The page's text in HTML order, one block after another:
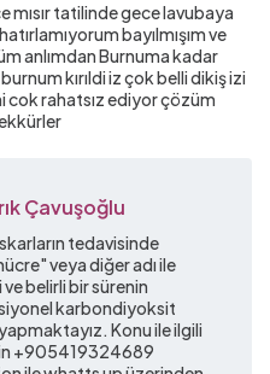
mısır tatilinde gece lavubaya
bayılmışım ve
anlımdan Burnuma kadar
kırıldi iz çok belli dikiş izi
cok rahatsız ediyor çözüm
Çavuşoğlu
tedavisinde
veya diğer adı ile
belirli bir sürenin
karbondiyoksit
Konu ile ilgili
+905419324689